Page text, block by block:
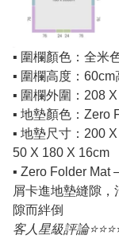
▪️ 圍欄顏色：全米
▪️ 圍欄高度：60cm
▪️ 圍欄外圍：208
▪️ 地墊顏色：Zero
▪️ 地墊尺寸：200
50 X 180 X 16cm
▪️ Zero Folder Mat
屑卡進地墊縫隙
隙而絆倒
客人星級評論